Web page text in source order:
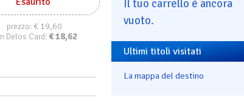
prezzo:€ 19,60
Delos Card: €18,62
Il tuo carrello è ancora
vuoto.
Ultimi titoli visitati
La mappa del destino